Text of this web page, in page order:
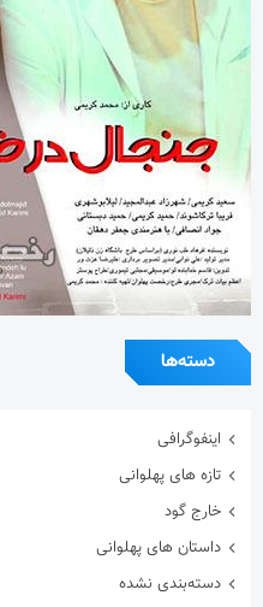
دسته‌ها
اینفوگرافی
تازه های پهلوانی
خارج گود
داستان های پهلوانی
دسته‌بندی نشده